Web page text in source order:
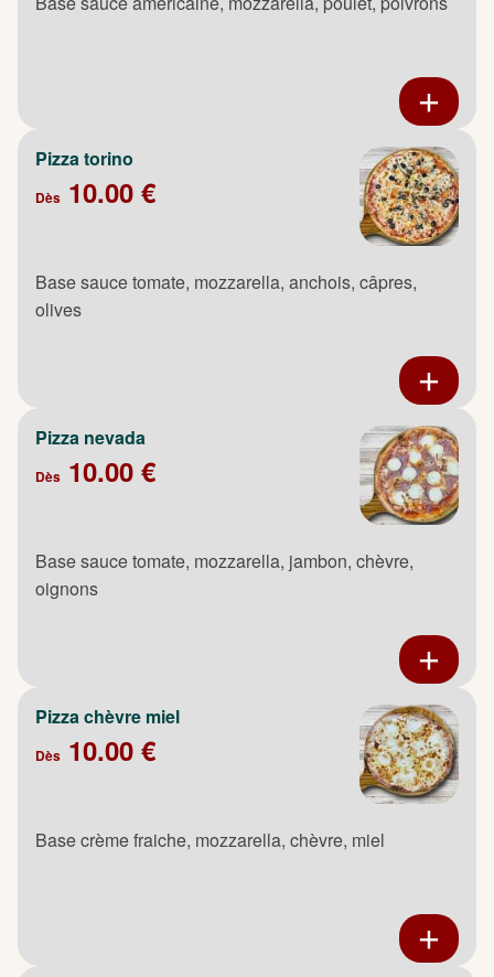
Pizza torino
Dès 10.00 €
Base sauce tomate, mozzarella, anchois, câpres,
olives
Pizza nevada
Dès 10.00 €
Base sauce tomate, mozzarella, jambon, chèvre,
oignons
Pizza chèvre miel
Dès 10.00 €
Base crème fraiche, mozzarella, chèvre, miel